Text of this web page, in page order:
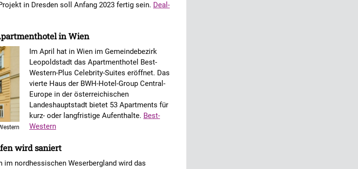
in Dresden soll Anfang 2023 fertig sein. Deal-
in Wien
Im April hat in Wien im Gemeindebezirk
Leopoldstadt das Apartmenthotel Best-
Western-Plus Celebrity-Suites eröffnet. Das
vierte Haus der BWH-Hotel-Group Central-
Europe in der österreichischen
Landeshauptstadt bietet 53 Apartments für
kurz- oder langfristige Aufenthalte. Best-
Western
wird saniert
im nordhessischen Weserbergland wird das